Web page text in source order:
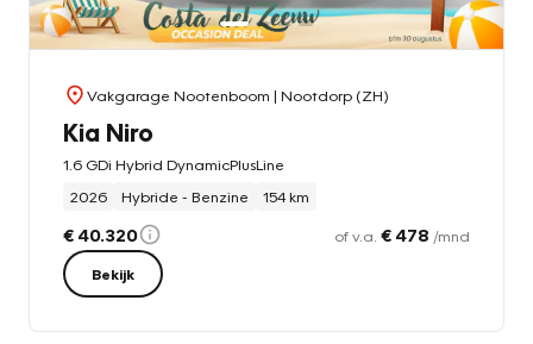
Vakgarage Nootenboom | Nootdorp (ZH)
Kia Niro
1.6 GDi Hybrid DynamicPlusLine
2026
Hybride - Benzine 154 km
€ 40.320 of v.a. € 478 /mnd
Bekijk